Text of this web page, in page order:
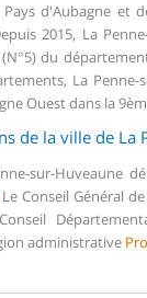
d'Aubagne et
2015, La
du
La
Ouest dans la
de la ville de La
sur-Huveaune
Le Conseil Général
administrative